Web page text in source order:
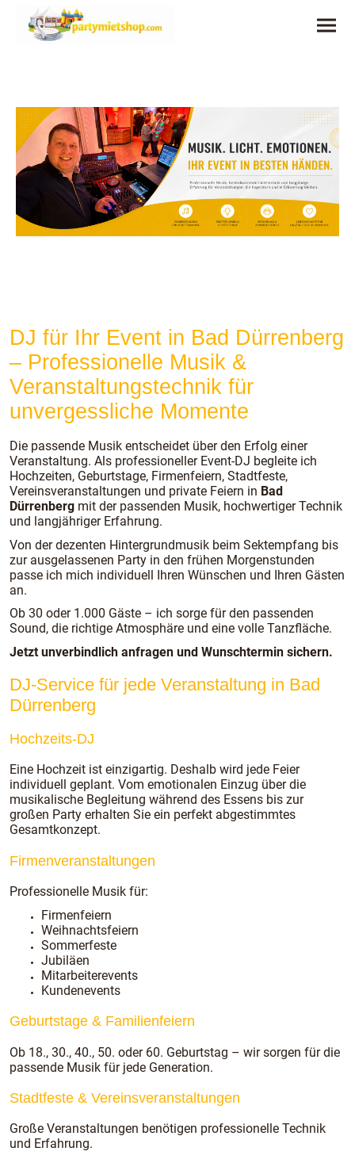
DJ für Ihr Event in Bad Dürrenberg
– Professionelle Musik &
Veranstaltungstechnik für
unvergessliche Momente
Die passende Musik entscheidet über den Erfolg einer
Veranstaltung. Als professioneller Event-DJ begleite ich
Hochzeiten, Geburtstage, Firmenfeiern, Stadtfeste,
Vereinsveranstaltungen und private Feiern in Bad
Dürrenberg mit der passenden Musik, hochwertiger Technik
und langjähriger Erfahrung.
Von der dezenten Hintergrundmusik beim Sektempfang bis
zur ausgelassenen Party in den frühen Morgenstunden
passe ich mich individuell Ihren Wünschen und Ihren Gästen
an.
Ob 30 oder 1.000 Gäste – ich sorge für den passenden
Sound, die richtige Atmosphäre und eine volle Tanzfläche.
Jetzt unverbindlich anfragen und Wunschtermin sichern.
DJ-Service für jede Veranstaltung in Bad
Dürrenberg
Hochzeits-DJ
Eine Hochzeit ist einzigartig. Deshalb wird jede Feier
individuell geplant. Vom emotionalen Einzug über die
musikalische Begleitung während des Essens bis zur
großen Party erhalten Sie ein perfekt abgestimmtes
Gesamtkonzept.
Firmenveranstaltungen
Professionelle Musik für:
Firmenfeiern
Weihnachtsfeiern
Sommerfeste
Jubiläen
Mitarbeiterevents
Kundenevents
Geburtstage & Familienfeiern
Ob 18., 30., 40., 50. oder 60. Geburtstag – wir sorgen für die
passende Musik für jede Generation.
Stadtfeste & Vereinsveranstaltungen
Große Veranstaltungen benötigen professionelle Technik
und Erfahrung.